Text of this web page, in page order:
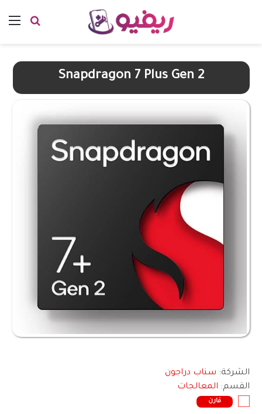
بحث
Snapdragon 7 Plus Gen 2
الشركة: سناب دراجون
القسم: المعالجات
قارن